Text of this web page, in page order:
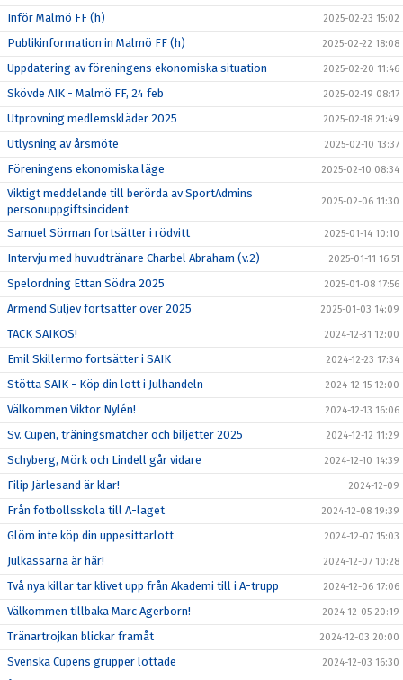
Inför Malmö FF (h) 2025-02-23 15:02
Publikinformation in Malmö FF (h) 2025-02-22 18:08
Uppdatering av föreningens ekonomiska situation 2025-02-20 11:46
Skövde AIK - Malmö FF, 24 feb 2025-02-19 08:17
Utprovning medlemskläder 2025 2025-02-18 21:49
Utlysning av årsmöte 2025-02-10 13:37
Föreningens ekonomiska läge 2025-02-10 08:34
Viktigt meddelande till berörda av SportAdmins
personuppgiftsincident
2025-02-06 11:30
Samuel Sörman fortsätter i rödvitt 2025-01-14 10:10
Intervju med huvudtränare Charbel Abraham (v.2) 2025-01-11 16:51
Spelordning Ettan Södra 2025 2025-01-08 17:56
Armend Suljev fortsätter över 2025 2025-01-03 14:09
TACK SAIKOS! 2024-12-31 12:00
Emil Skillermo fortsätter i SAIK 2024-12-23 17:34
Stötta SAIK - Köp din lott i Julhandeln 2024-12-15 12:00
Välkommen Viktor Nylén! 2024-12-13 16:06
Sv. Cupen, träningsmatcher och biljetter 2025 2024-12-12 11:29
Schyberg, Mörk och Lindell går vidare 2024-12-10 14:39
Filip Järlesand är klar! 2024-12-09
Från fotbollsskola till A-laget 2024-12-08 19:39
Glöm inte köp din uppesittarlott 2024-12-07 15:03
Julkassarna är här! 2024-12-07 10:28
Två nya killar tar klivet upp från Akademi till i A-trupp 2024-12-06 17:06
Välkommen tillbaka Marc Agerborn! 2024-12-05 20:19
Tränartrojkan blickar framåt 2024-12-03 20:00
Svenska Cupens grupper lottade 2024-12-03 16:30